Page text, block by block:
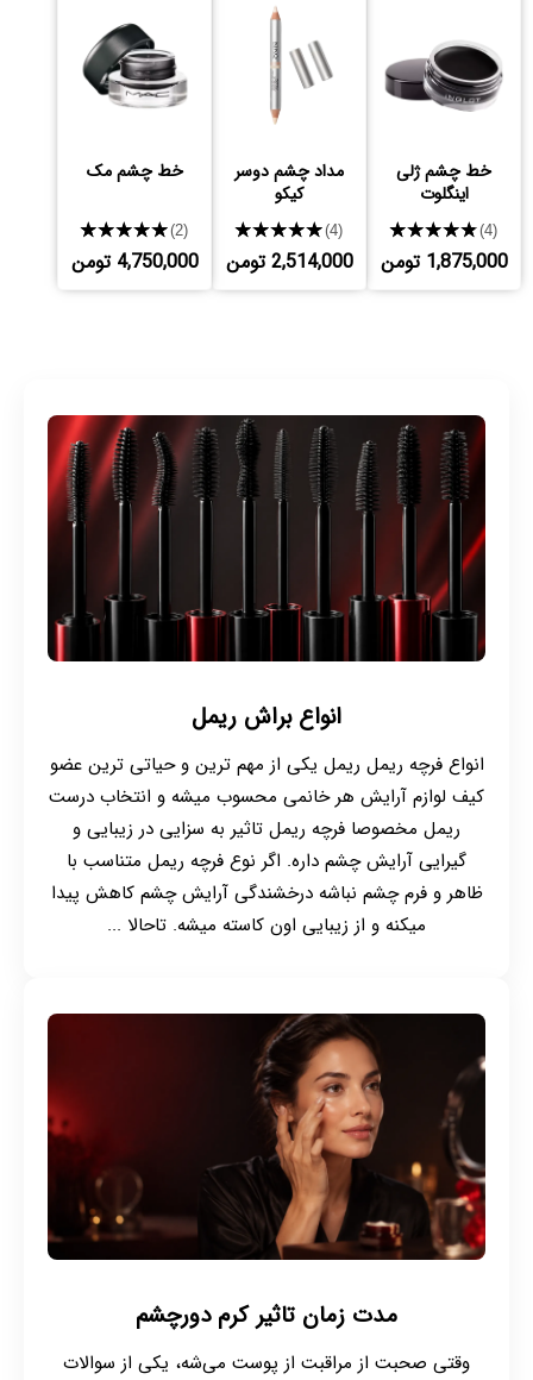
خط چشم ژلی
اینگلوت
★★★★★(4)
1,875,000 تومن
مداد چشم دوسر
کیکو
★★★★★(4)
2,514,000 تومن
خط چشم مک
★★★★★(2)
4,750,000 تومن
انواع براش ریمل
انواع فرچه ریمل ریمل یکی از مهم ترین و حیاتی ترین عضو
کیف لوازم آرایش هر خانمی محسوب میشه و انتخاب درست
ریمل مخصوصا فرچه ریمل تاثیر به سزایی در زیبایی و
گیرایی آرایش چشم داره. اگر نوع فرچه ریمل متناسب با
ظاهر و فرم چشم نباشه درخشندگی آرایش چشم کاهش پیدا
میکنه و از زیبایی اون کاسته میشه. تاحالا ...
مدت زمان تاثیر کرم دورچشم
وقتی صحبت از مراقبت از پوست می‌شه، یکی از سوالات